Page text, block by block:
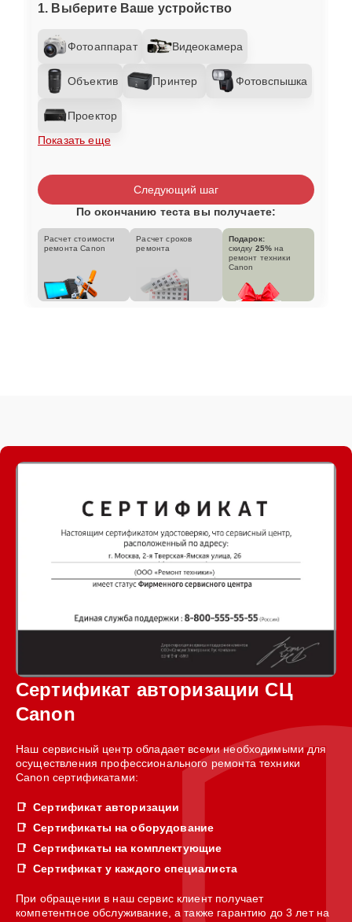
1. Выберите Ваше устройство
Фотоаппарат Видеокамера
Объектив Принтер Фотовспышка
Проектор
Показать еще
Следующий шаг
По окончанию теста вы получаете:
Расчет стоимости
ремонта Canon
Расчет сроков
ремонта
Подарок:
скидку 25% на
ремонт техники
Canon
Сертификат авторизации СЦ
Canon
Наш сервисный центр обладает всеми необходимыми для
осуществления профессионального ремонта техники
Canon сертификатами:
Сертификат авторизации
Сертификаты на оборудование
Сертификаты на комплектующие
Сертификат у каждого специалиста
При обращении в наш сервис клиент получает
компетентное обслуживание, а также гарантию до 3 лет на